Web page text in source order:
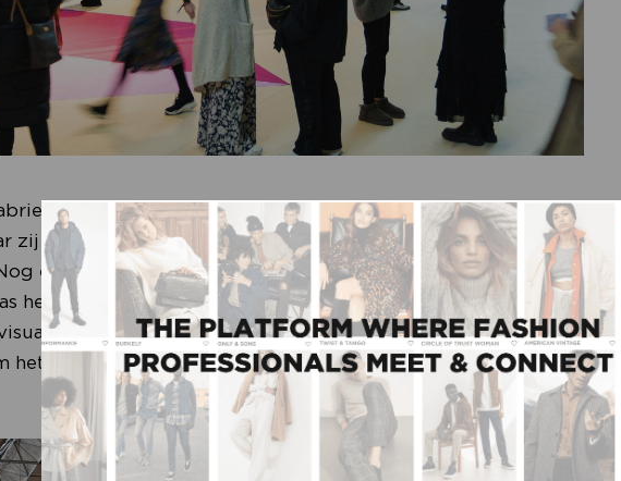
bezoeker een bombastisch kleurenspel van linten van
zij met een lege kleurkaart en de hulp van Modefabriek-hosts
een fijne leidraad voor het samenstellen van de nieuwe
het nieuwe Trendforum waar de 8 grootste modetrends en -
Van maximalisme en hyper-realistische kleuren tot
het (herstellen van) het contact met de natuur; er was voor